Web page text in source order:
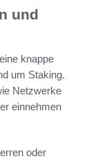
und
knappe
um Staking.
Netzwerke
einnehmen
oder